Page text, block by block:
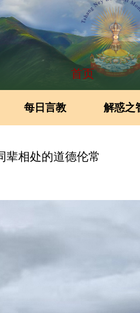
首页
每日言教 解惑之
辈相处的道德伦常